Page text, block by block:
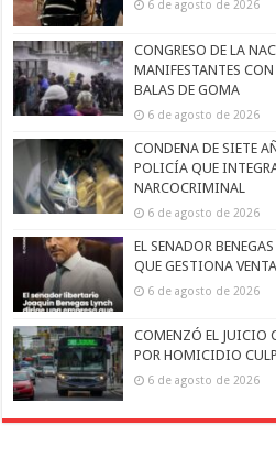
6 de agosto de 2026
CONGRESO DE LA
MANIFESTANTES
BALAS DE GOMA
6 de agosto de 2026
CONDENA DE SIETE
POLICÍA QUE
NARCOCRIMINAL
6 de agosto de 2026
EL SENADOR
QUE GESTIONA
6 de agosto de 2026
COMENZÓ EL JUICIO
POR HOMICIDIO
6 de agosto de 2026